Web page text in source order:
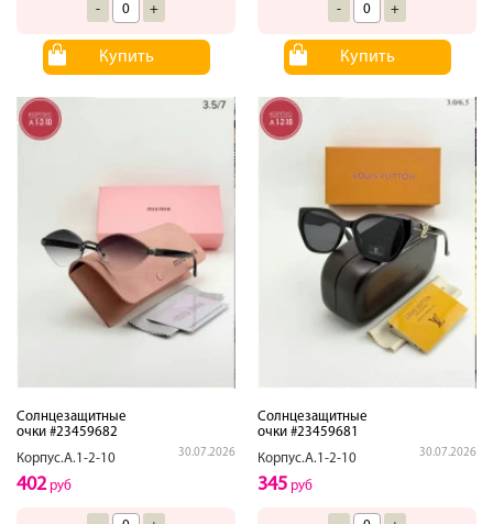
- +
Купить
- +
Купить
Солнцезащитные
очки #23459682
Корпус.А.1-2-10
30.07.2026
402руб
Солнцезащитные
очки #23459681
Корпус.А.1-2-10
30.07.2026
345 руб